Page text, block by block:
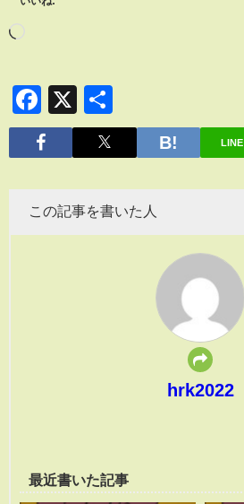
Facebook
X
有
LINE
この記事を書いた人
hrk2022
最近書いた記事